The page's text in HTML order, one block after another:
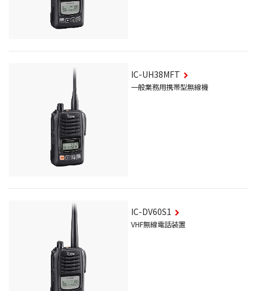
IC-UH38MFT
一般業務用携帯型無線機
IC-DV60S1
VHF無線電話装置